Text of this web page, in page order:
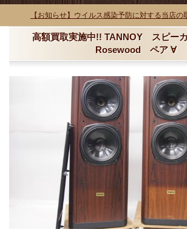
【お知らせ】ウイルス感染予防に対する当店の
高額買取実施中!! TANNOY スピ
Rosewood ペア ∀